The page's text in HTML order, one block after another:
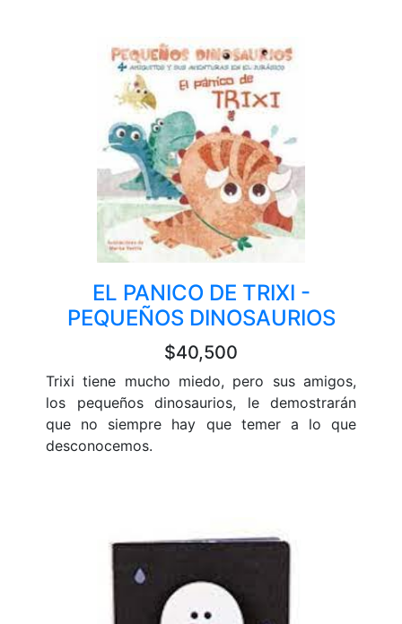
EL PANICO DE TRIXI -
PEQUEÑOS DINOSAURIOS
$40,500
Trixi tiene mucho miedo, pero sus amigos,
los pequeños dinosaurios, le demostrarán
que no siempre hay que temer a lo que
desconocemos.